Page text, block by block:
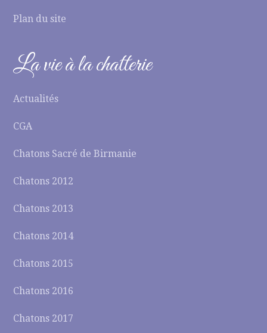
Plan du site
La vie à la chatterie
Actualités
CGA
Chatons Sacré de Birmanie
Chatons 2012
Chatons 2013
Chatons 2014
Chatons 2015
Chatons 2016
Chatons 2017